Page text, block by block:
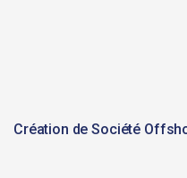
Création de Société